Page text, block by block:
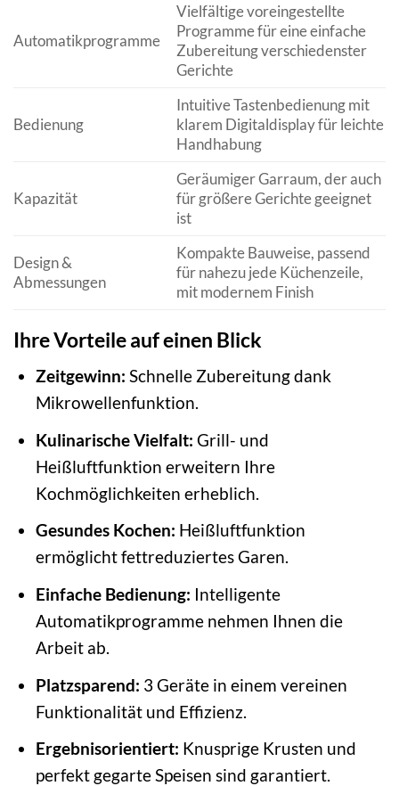
Automatikprogramme
Vielfältige voreingestellte
Programme für eine einfache
Zubereitung verschiedenster
Gerichte
Bedienung
Intuitive Tastenbedienung mit
klarem Digitaldisplay für leichte
Handhabung
Kapazität
Geräumiger Garraum, der auch
für größere Gerichte geeignet
ist
Design &
Abmessungen
Kompakte Bauweise, passend
für nahezu jede Küchenzeile,
mit modernem Finish
Ihre Vorteile auf einen Blick
Zeitgewinn: Schnelle Zubereitung dank
Mikrowellenfunktion.
Kulinarische Vielfalt: Grill- und
Heißluftfunktion erweitern Ihre
Kochmöglichkeiten erheblich.
Gesundes Kochen: Heißluftfunktion
ermöglicht fettreduziertes Garen.
Einfache Bedienung: Intelligente
Automatikprogramme nehmen Ihnen die
Arbeit ab.
Platzsparend: 3 Geräte in einem vereinen
Funktionalität und Effizienz.
Ergebnisorientiert: Knusprige Krusten und
perfekt gegarte Speisen sind garantiert.